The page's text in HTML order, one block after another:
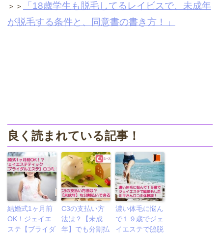
＞＞
「18歳学生も脱毛してるレイビスで、未成年
が脱毛する条件と、同意書の書き方！」
良く読まれている記事！
結婚式1ヶ月前
OK！ジェイエ
ステ【ブライダ
C3の支払い方
法は？【未成
年】でも分割払
濃い体毛に悩ん
で１９歳でジェ
イエステで脇脱